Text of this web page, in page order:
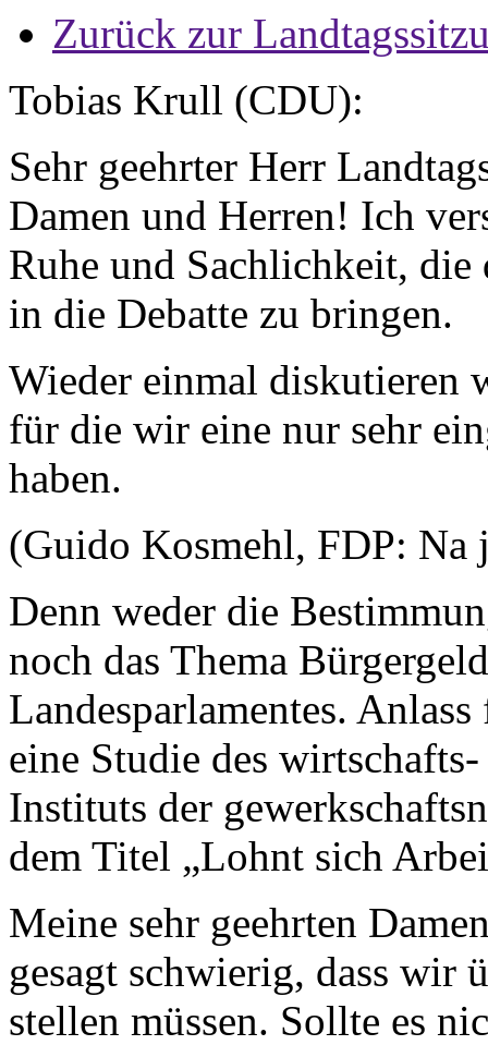
Zurück zur
Tobias Krull (CDU):
Sehr geehrter Herr
Damen und Herren! Ich
Ruhe und Sachlichkeit, die
in die Debatte zu bringen.
Wieder einmal diskutieren
für die wir eine nur sehr
haben.
(Guido Kosmehl, FDP: Na
Denn weder die
noch das Thema
Landesparlamentes.
eine Studie des
Instituts der
dem Titel „Lohnt sich
Meine sehr geehrten
gesagt schwierig, dass wir
stellen müssen. Sollte es